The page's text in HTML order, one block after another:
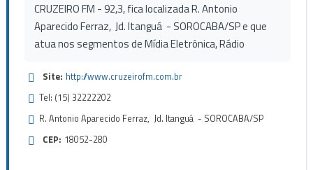
CRUZEIRO FM - 92,3, fica localizada R. Antonio
Aparecido Ferraz, Jd. Itanguá - SOROCABA/SP e que
atua nos segmentos de Mídia Eletrônica, Rádio
Site: http://www.cruzeirofm.com.br
Tel: (15) 32222202
R. Antonio Aparecido Ferraz, Jd. Itanguá - SOROCABA/SP
CEP: 18052-280